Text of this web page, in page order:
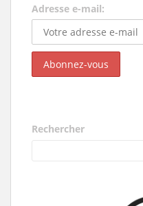
Adresse e-mail:
Rechercher